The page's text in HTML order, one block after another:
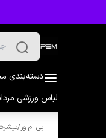
دسته‌بندی
لباس ورزشی
پی ام ور/